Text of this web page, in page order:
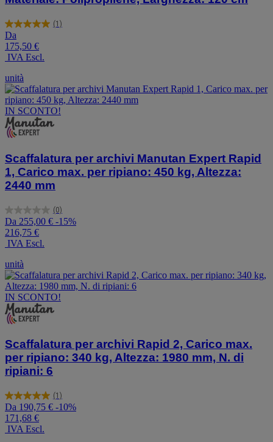
(1)
5.0
su
5
stelle.
recensione
Da
175,50 €
IVA Escl.
unità
IN SCONTO!
Scaffalatura per archivi Manutan Expert Rapid
1, Carico max. per ripiano: 450 kg, Altezza:
2440 mm
(0)
0.0
su
5
stelle.
Da 255,00 € -15%
216,75 €
IVA Escl.
unità
IN SCONTO!
Scaffalatura per archivi Rapid 2, Carico max.
per ripiano: 340 kg, Altezza: 1980 mm, N. di
ripiani: 6
(1)
5.0
su
5
stelle.
Da 190,75 € -10%
171,68 €
IVA Escl.